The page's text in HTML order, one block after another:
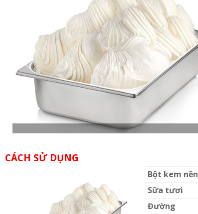
CÁCH SỬ DỤNG
Bột kem nền
Sữa tươi
Đường